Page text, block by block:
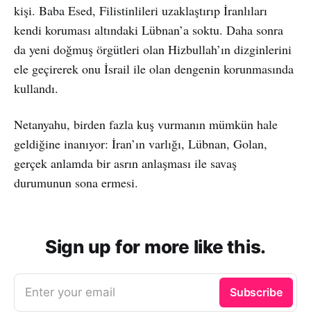
kişi. Baba Esed, Filistinlileri uzaklaştırıp İranlıları
kendi koruması altındaki Lübnan’a soktu. Daha sonra
da yeni doğmuş örgütleri olan Hizbullah’ın dizginlerini
ele geçirerek onu İsrail ile olan dengenin korunmasında
kullandı.
Netanyahu, birden fazla kuş vurmanın mümkün hale
geldiğine inanıyor: İran’ın varlığı, Lübnan, Golan,
gerçek anlamda bir asrın anlaşması ile savaş
durumunun sona ermesi.
Sign up for more like this.
Enter your email Subscribe